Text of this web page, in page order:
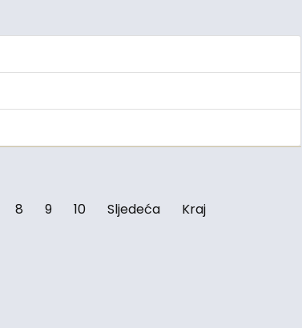
8 9 10 Sljedeća Kraj